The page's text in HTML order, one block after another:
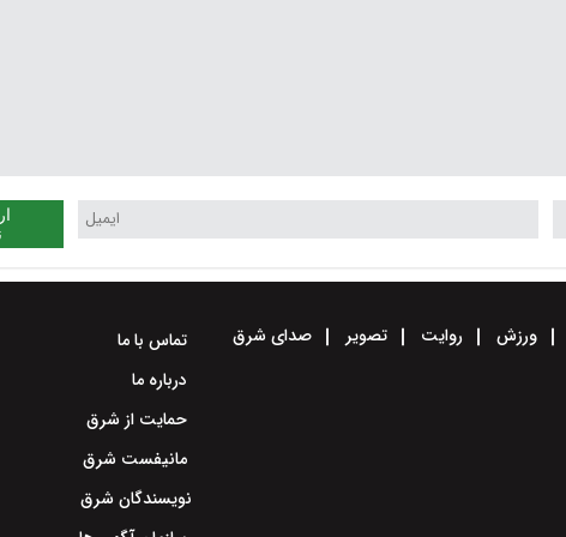
ورزش روایت تصویر صدای شرق
تماس با ما
درباره ما
حمایت از شرق
مانیفست شرق
نویسندگان شرق